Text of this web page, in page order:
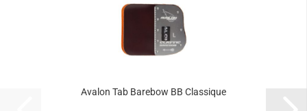
Avalon Tab Barebow BB Classique